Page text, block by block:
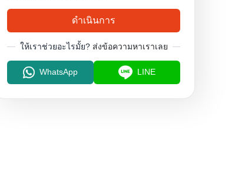
ดำเนินการ
ให้เราช่วยอะไรมั้ย? ส่งข้อความหาเราเลย
WhatsApp LINE